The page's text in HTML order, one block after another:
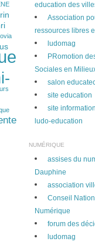
education des
Association
ressources libres
ludomag
PRomotion
Sociales en
salon
site education
site
ludo-education
NUMÉRIQUE
assises du
Dauphine
association
Conseil
Numérique
forum des
ludomag